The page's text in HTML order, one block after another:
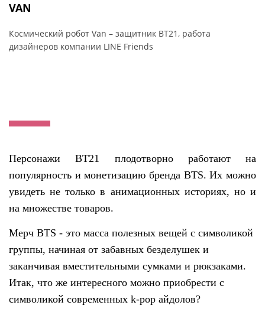
VAN
Космический робот Van – защитник BT21, работа
дизайнеров компании LINE Friends
Персонажи BT21 плодотворно работают на
популярность и монетизацию бренда BTS. Их можно
увидеть не только в анимационных историях, но и
на множестве товаров.
Мерч BTS - это масса полезных вещей с символикой
группы, начиная от забавных безделушек и
заканчивая вместительными сумками и рюкзаками.
Итак, что же интересного можно приобрести с
символикой современных k-pop айдолов?